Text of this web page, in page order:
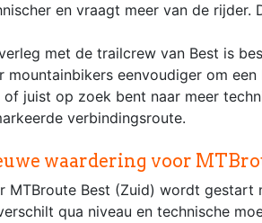
en vraagt meer van de rijder.
met de trailcrew van Best is
mountainbikers eenvoudiger om
juist op zoek bent naar meer
verbindingsroute.
waardering voor
MTBroute Best (Zuid) wordt gestart
qua niveau en technische